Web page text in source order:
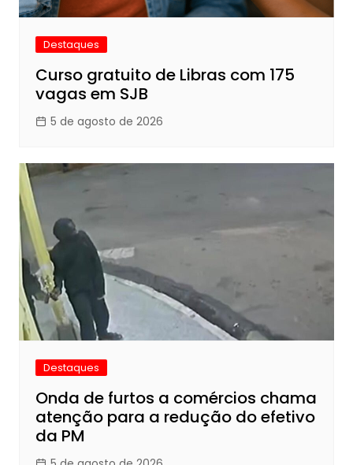
Destaques
Curso gratuito de Libras com 175
vagas em SJB
5 de agosto de 2026
Destaques
Onda de furtos a comércios chama
atenção para a redução do efetivo
da PM